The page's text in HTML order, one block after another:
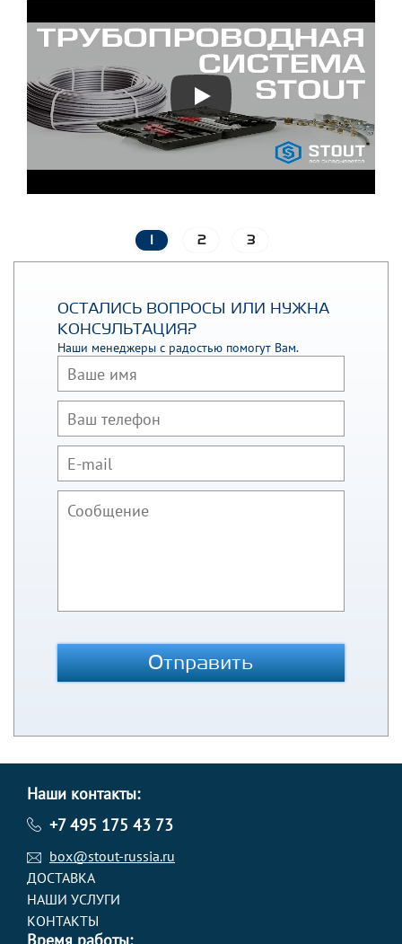
2 3
ОСТАЛИСЬ ВОПРОСЫ ИЛИ НУЖНА
КОНСУЛЬТАЦИЯ?
Наши менеджеры с радостью помогут Вам.
Отправить
Наши контакты:
+7 495 175 43 73
box@stout-russia.ru
ДОСТАВКА
НАШИ УСЛУГИ
КОНТАКТЫ